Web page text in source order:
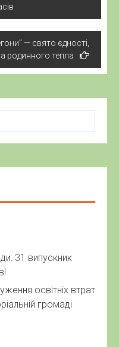
— свято єдності,
родинного тепла
31 випускник
освітніх втрат
громаді